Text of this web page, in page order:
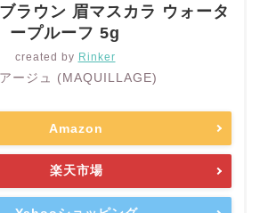
ラウン 眉マスカラ ウォータ
ープルーフ 5g
created by Rinker
ージュ (MAQUILLAGE)
Amazon
楽天市場